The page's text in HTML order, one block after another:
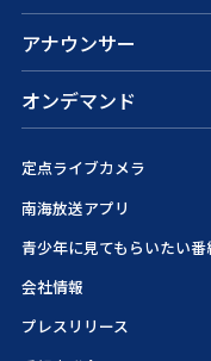
アナウンサー
オンデマンド
定点ライブカメラ
南海放送アプリ
青少年に見てもらいたい番
会社情報
プレスリリース